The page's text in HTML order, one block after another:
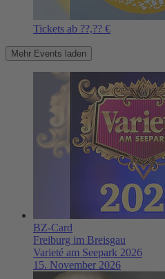
Tickets ab ??,?? €
Mehr Events laden
BZ-Card
Freiburg im Breisgau
Varieté am Seepark 2026
15. November 2026